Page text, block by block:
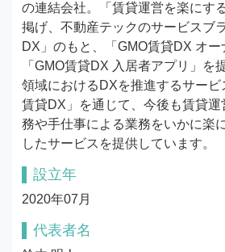
の連結会社。「賃貸運営を楽にす
掲げ、不動産テックのサービスブ
DX」のもと、「GMO賃貸DX オー
「GMO賃貸DX 入居者アプリ」を
領域におけるDXを推進するサービ
賃貸DX」を通じて、今後も賃貸
務や手仕事による業務をいかに楽
したサービスを提供しています。
設立年
2020年07月
代表者名